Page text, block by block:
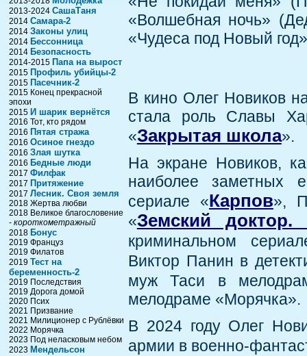
2013-2024 СашаТаня
2014 Самара-2
2014 Законы улиц
2014 Бессонница
2014 Безопасность
2014-2015 Папа на вырост
2015 Профиль убийцы-2
2015 Пасечник-2
2015 Конец прекрасной
эпохи
2015 И шарик вернётся
2016 Тот, кто рядом
2016 Пятая стража
2016 Осиное гнездо
2016 Злая шутка
2016 Бедные люди
2017 Филфак
2017 Притяжение
2017 Лесник. Своя земля
2018 Жертва любви
2018 Великое благословение
- короткометражный
2018 Бонус
2019 Француз
2019 Филатов
2019 Тест на
беременность-2
2019 Последствия
2019 Дорога домой
2020 Псих
2021 Призвание
2021 Милиционер с Рублёвки
2022 Морячка
2023 Под неласковым небом
2023 Мендельсон
«Волшебная ночь»
«Чудеса под Новый
В кино Олег Новиков
стала роль Славы
«Закрытая школа».
На экране Новиков,
наиболее заметных
сериале «Карпов»,
«Земский доктор.
криминальном
Виктор Панин в
муж Таси в
мелодраме «Морячка».
В 2024 году Олег
армии в военно-